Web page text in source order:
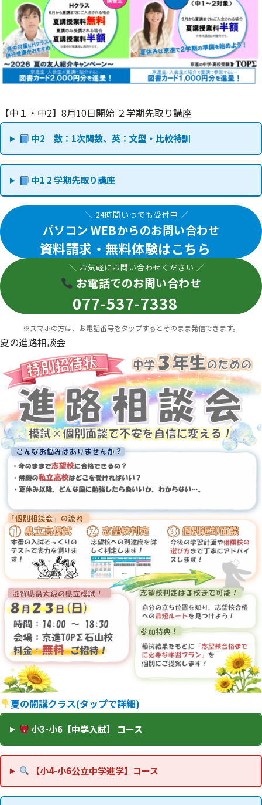
【中１・中2】8月10日開始 ２学期先取り講座
中2 数：1次関数、英：文型・比較特訓
中1 2 学期先取り講座
＼ 24時間いつでも受付中 ／
パソコン WEBからのお問い合わせ
資料請求・無料体験はこちら
＼ お気軽にお問い合わせください ／
お電話でのお問い合わせ
077-537-7338
※スマホの方は、お電話番号をタップするとそのまま発信できます。
夏の進路相談会
夏の開講クラス(タップで詳細)
小3-小6【中学入試】 コース
【小4-小6公立中学進学】コース